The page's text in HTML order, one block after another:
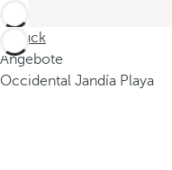
Zurück
Angebote
Occidental Jandía Playa